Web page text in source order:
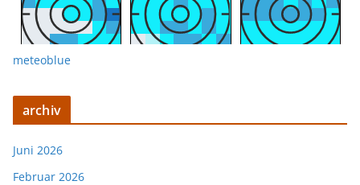
meteoblue
archiv
Juni 2026
Februar 2026